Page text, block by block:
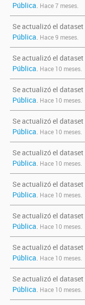
Pública. Hace 7 meses.
Se actualizó el dataset
Pública. Hace 9 meses.
Se actualizó el dataset
Pública. Hace 10 meses.
Se actualizó el dataset
Pública. Hace 10 meses.
Se actualizó el dataset
Pública. Hace 10 meses.
Se actualizó el dataset
Pública. Hace 10 meses.
Se actualizó el dataset
Pública. Hace 10 meses.
Se actualizó el dataset
Pública. Hace 10 meses.
Se actualizó el dataset
Pública. Hace 10 meses.
Se actualizó el dataset
Pública. Hace 10 meses.